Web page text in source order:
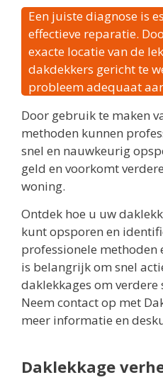
Een juiste diagnose is
effectieve reparatie.
exacte locatie van de
dakdekkers gericht te
probleem adequaat
Door gebruik te maken
methoden kunnen
snel en nauwkeurig
geld en voorkomt
woning.
Ontdek hoe u uw
kunt opsporen en
professionele methoden
is belangrijk om snel
daklekkages om verdere
Neem contact op met
meer informatie en
Daklekkage